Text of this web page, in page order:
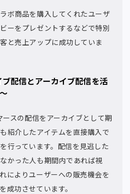
ボ商品を購入してくれたユーザ
ーをプレゼントするなどで特別
と売上アップに成功していま
配信とアーカイブ配信を活
スの配信をアーカイブとして期
紹介したアイテムを直接購入で
行っています。配信を見逃した
かった人も期間内であれば視
によりユーザーへの販売機会を
成功させています。